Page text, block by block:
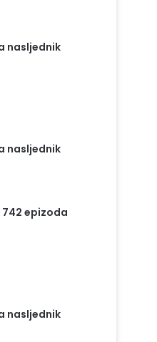
nasljednik
nasljednik
epizoda
nasljednik